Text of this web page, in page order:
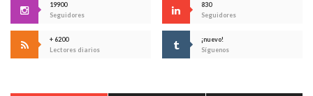
19900
Seguidores
830
Seguidores
+ 6200
Lectores diarios
¡nuevo!
Síguenos